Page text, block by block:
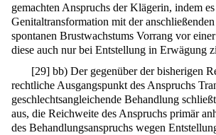
gemachten Anspruchs der Klägerin, indem
Genitaltransformation mit der
spontanen Brustwachstums Vorrang vor
diese auch nur bei Entstellung in Erwägung
[29] bb) Der gegenüber der bisherigen
rechtliche Ausgangspunkt des Anspruchs
geschlechtsangleichende Behandlung
aus, die Reichweite des Anspruchs primär
des Behandlungsanspruchs wegen